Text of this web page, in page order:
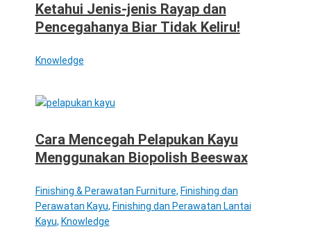
Ketahui Jenis-jenis Rayap dan
Pencegahanya Biar Tidak Keliru!
Knowledge
Cara Mencegah Pelapukan Kayu
Menggunakan Biopolish Beeswax
Finishing & Perawatan Furniture, Finishing dan
Perawatan Kayu, Finishing dan Perawatan Lantai
Kayu, Knowledge